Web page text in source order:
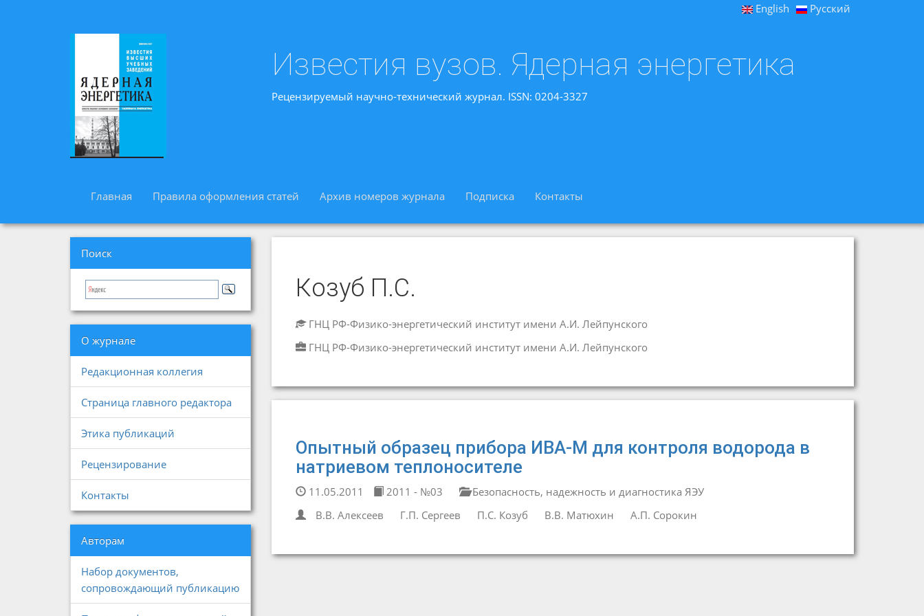
English Русский
Известия вузов. Ядерная энергетика
Рецензируемый научно-технический журнал. ISSN: 0204-3327
Главная Правила оформления статей Архив номеров журнала Подписка Контакты
Поиск
О журнале
Редакционная коллегия
Страница главного редактора
Этика публикаций
Рецензирование
Контакты
Авторам
Набор документов,
сопровождающий публикацию
Козуб П.С.
ГНЦ РФ-Физико-энергетический институт имени А.И. Лейпунского
ГНЦ РФ-Физико-энергетический институт имени А.И. Лейпунского
Опытный образец прибора ИВА-М для контроля водорода в
натриевом теплоносителе
11.05.2011 2011 - №03
Безопасность, надежность и диагностика ЯЭУ
В.В. Алексеев
Г.П. Сергеев П.С. Козуб В.В. Матюхин А.П. Сорокин